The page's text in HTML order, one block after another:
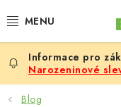
na
PREMIUM
DOPLŇKY STRAVY
Narozeninové
Blog